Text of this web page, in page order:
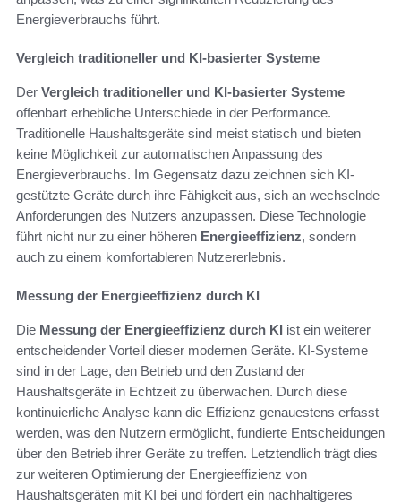
Energieverbrauchs führt.
Vergleich traditioneller und KI-basierter Systeme
Der Vergleich traditioneller und KI-basierter Systeme
offenbart erhebliche Unterschiede in der Performance.
Traditionelle Haushaltsgeräte sind meist statisch und bieten
keine Möglichkeit zur automatischen Anpassung des
Energieverbrauchs. Im Gegensatz dazu zeichnen sich KI-
gestützte Geräte durch ihre Fähigkeit aus, sich an wechselnde
Anforderungen des Nutzers anzupassen. Diese Technologie
führt nicht nur zu einer höheren Energieeffizienz, sondern
auch zu einem komfortableren Nutzererlebnis.
Messung der Energieeffizienz durch KI
Die Messung der Energieeffizienz durch KI ist ein weiterer
entscheidender Vorteil dieser modernen Geräte. KI-Systeme
sind in der Lage, den Betrieb und den Zustand der
Haushaltsgeräte in Echtzeit zu überwachen. Durch diese
kontinuierliche Analyse kann die Effizienz genauestens erfasst
werden, was den Nutzern ermöglicht, fundierte Entscheidungen
über den Betrieb ihrer Geräte zu treffen. Letztendlich trägt dies
zur weiteren Optimierung der Energieeffizienz von
Haushaltsgeräten mit KI bei und fördert ein nachhaltigeres